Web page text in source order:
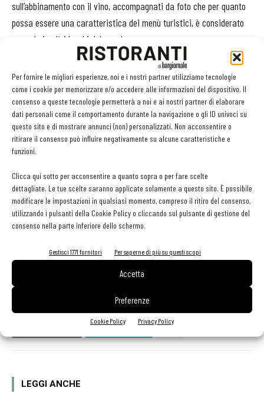
Per fornire le migliori esperienze, noi e i nostri partner utilizziamo tecnologie
come i cookie per memorizzare e/o accedere alle informazioni del dispositivo. Il
consenso a queste tecnologie permetterà a noi e ai nostri partner di elaborare
dati personali come il comportamento durante la navigazione o gli ID univoci su
questo sito e di mostrare annunci (non) personalizzati. Non acconsentire o
ritirare il consenso può influire negativamente su alcune caratteristiche e
funzioni.
Clicca qui sotto per acconsentire a quanto sopra o per fare scelte
dettagliate. Le tue scelte saranno applicate solamente a questo sito. È possibile
modificare le impostazioni in qualsiasi momento, compreso il ritiro del consenso,
utilizzando i pulsanti della Cookie Policy o cliccando sul pulsante di gestione del
consenso nella parte inferiore dello schermo.
Gestisci 1771 fornitori Per saperne di più su questi scopi
Accetta
Preferenze
Cookie Policy Privacy Policy
sull’abbinamento con il vino, accompagnati da foto che per quanto
possa essere una caratteristica dei menù turistici, è considerato
normale in altri luoghi del mondo».
Un servizio che per il ristoratore si trasforma in un aumento di
fatturato grazie ad una scelta più consapevole da parte del turista.
I primi mesi di vita della startup hanno registrato risultati molto
positivi: costituita ad aprile 2018, nel giro di pochi mesi ha
registrato l’adesione di 70 ristoranti e registrato più di 15.000
accessi ai menù digitali da parte di turisti stranieri. Il 40% dei
ristoranti che hanno aderito con un account prova hanno chiesto la
conversione in cliente pagante mentre il 98% dei turisti che hanno
utilizzato il servizio Dishcovery hanno lasciato un feedback
positivo giudicano il servizio come molto utile.
Twitter
LEGGI ANCHE